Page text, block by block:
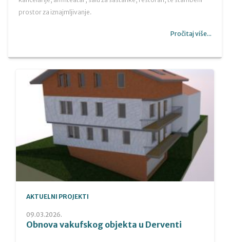
prostor za iznajmljivanje.
Pročitaj više...
AKTUELNI PROJEKTI
09.03.2026.
Obnova vakufskog objekta u Derventi